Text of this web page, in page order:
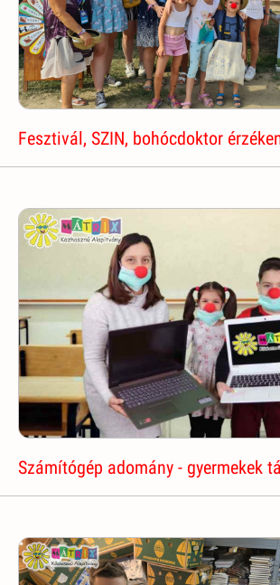
Fesztivál, SZIN, bohócdoktor
Számítógép adomány - gyermekek